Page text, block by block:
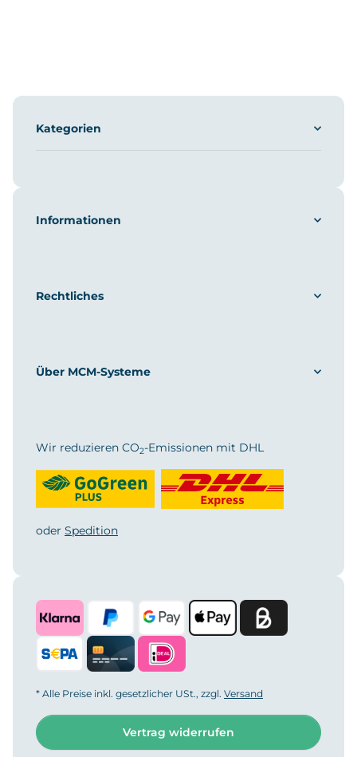
Kategorien
Informationen
Rechtliches
Über MCM-Systeme
Wir reduzieren CO2-Emissionen mit DHL
oder Spedition
* Alle Preise inkl. gesetzlicher USt., zzgl. Versand
Vertrag widerrufen